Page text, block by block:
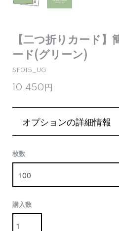
【二つ折りカード
ード(グリーン)
SF015_UG
10,450円
オプションの詳細情報
枚数
購入数